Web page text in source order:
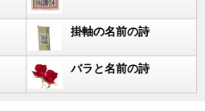
掛軸の名前の詩
バラと名前の詩